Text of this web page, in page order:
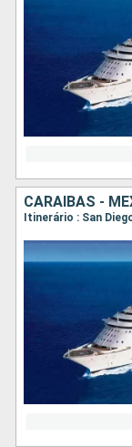
CARAIBAS -
Itinerário : San